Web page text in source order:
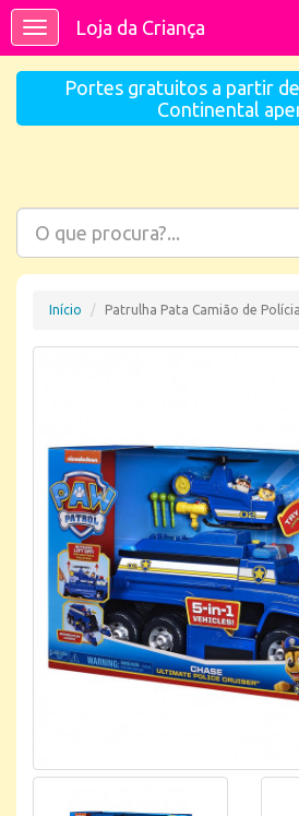
ToggleLoja da Criança
Portes gratuitos a partir
Continental
Início Patrulha Pata Camião de